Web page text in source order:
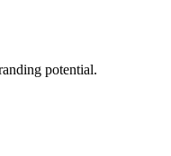
potential.